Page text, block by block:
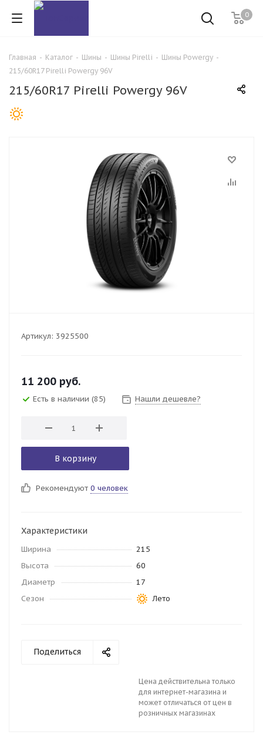
0
Главная - Каталог - Шины - Шины Pirelli - Шины Powergy -
215/60R17 Pirelli Powergy 96V
215/60R17 Pirelli Powergy 96V
Артикул: 3925500
11 200 руб.
Есть в наличии (85) Нашли дешевле?
В корзину
Рекомендуют 0 человек
Характеристики
Ширина
215
Высота
60
Диаметр
17
Сезон
Лето
Поделиться
Цена действительна только
для интернет-магазина и
может отличаться от цен в
розничных магазинах